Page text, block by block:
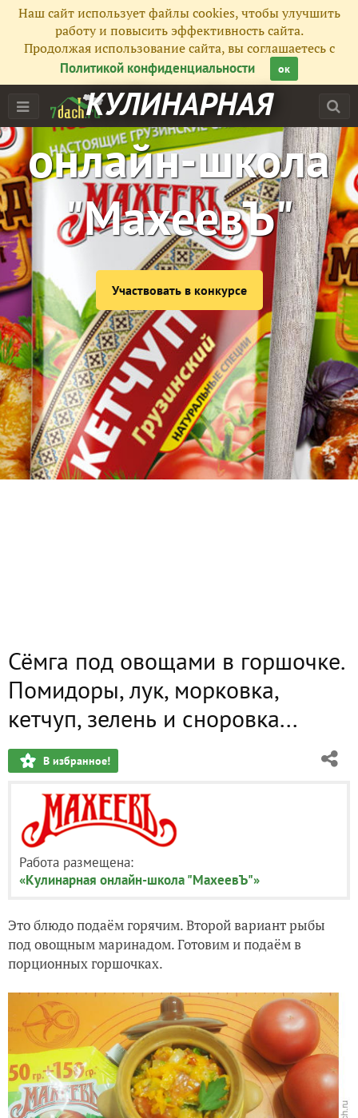
КУЛИНАРНАЯ
онлайн-школа
"МахеевЪ"
Участвовать в конкурсе
Наш сайт использует файлы cookies, чтобы улучшить
работу и повысить эффективность сайта.
Продолжая использование сайта, вы соглашаетесь с
Политикой конфиденциальности
ок
Сёмга под овощами в горшочке.
Помидоры, лук, морковка,
кетчуп, зелень и сноровка...
В избранное!
Работа размещена:
«Кулинарная онлайн-школа "МахеевЪ"»
Это блюдо подаём горячим. Второй вариант рыбы
под овощным маринадом. Готовим и подаём в
порционных горшочках.